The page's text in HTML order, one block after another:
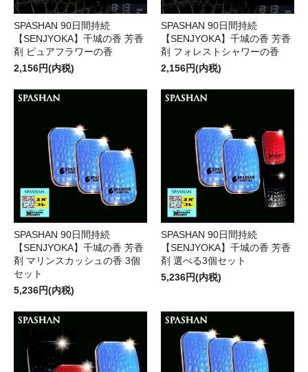
SPASHAN 90日間持続
【SENJYOKA】千城の香 芳香
剤 ピュアフラワーの香
2,156円(内税)
SPASHAN 90日間持続
【SENJYOKA】千城の香 芳香
剤 フォレストシャワーの香
2,156円(内税)
SPASHAN 90日間持続
【SENJYOKA】千城の香 芳香
剤 マリンスカッシュの香 3個
セット
5,236円(内税)
SPASHAN 90日間持続
【SENJYOKA】千城の香 芳香
剤 選べる3個セット
5,236円(内税)